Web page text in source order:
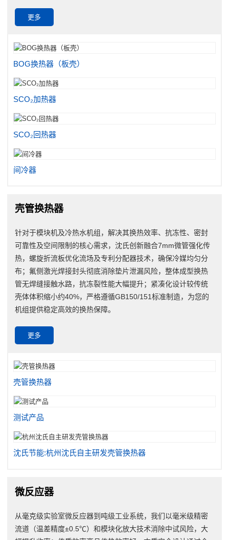
更多
BOG换热器（板壳）
SCO₂加热器
SCO₂回热器
间冷器
壳管换热器
针对于模块机及冷热水机组，解决其换热效率、抗冻性、密封
可靠性及空间限制的核心需求，沈氏创新融合7mm微管强化传
热，螺旋折流板优化流场及专利分配器技术，确保冷媒均匀分
布；氟侧激光焊接封头彻底消除垫片泄漏风险，整体成型换热
管无焊缝接触水路，抗冻裂性能大幅提升；紧凑化设计较传统
壳体体积缩小约40%，严格遵循GB150/151标准制造，为您的
机组提供稳定高效的换热保障。
更多
壳管换热器
测试产品
沈氏节能:杭州沈氏自主研发壳管换热器
微反应器
从毫克级实验室微反应器到吨级工业系统，我们以毫米级精密
流道（温差精度±0.5℃）和模块化放大技术消除中试风险，大